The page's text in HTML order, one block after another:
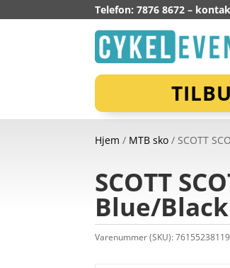
Telefon: 7876 8672 –
Hjem / MTB sko / SCOTT
SCOTT
Blue/
Varenummer (SKU):